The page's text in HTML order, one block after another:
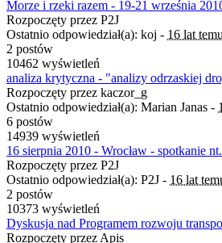
Morze i rzeki razem - 19-21 września
Rozpoczęty przez P2J
Ostatnio odpowiedział(a): koj - 16 lat temu
2 postów
10462 wyświetleń
analiza krytyczna - "analizy odrzaskiej
Rozpoczęty przez kaczor_g
Ostatnio odpowiedział(a): Marian Janas -
6 postów
14939 wyświetleń
16 sierpnia 2010 - Wrocław - spotkanie
Rozpoczęty przez P2J
Ostatnio odpowiedział(a): P2J - 16 lat
2 postów
10373 wyświetleń
Dyskusja nad Programem rozwoju
Rozpoczęty przez Apis